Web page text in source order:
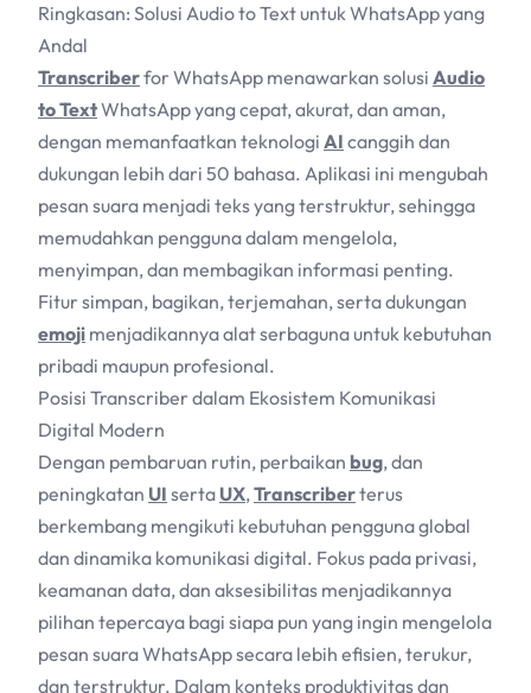
Ringkasan: Solusi Audio to Text untuk WhatsApp yang
Andal
Transcriberfor WhatsApp menawarkan solusi Audio
to TextWhatsApp yang cepat, akurat, dan aman,
dengan memanfaatkan teknologi AI canggih dan
dukungan lebih dari 50 bahasa. Aplikasi ini mengubah
pesan suara menjadi teks yang terstruktur, sehingga
memudahkan pengguna dalam mengelola,
menyimpan, dan membagikan informasi penting.
Fitur simpan, bagikan, terjemahan, serta dukungan
emoji menjadikannya alat serbaguna untuk kebutuhan
pribadi maupun profesional.
Posisi Transcriber dalam Ekosistem Komunikasi
Digital Modern
Dengan pembaruan rutin, perbaikan bug, dan
peningkatan UI serta UX,Transcriberterus
berkembang mengikuti kebutuhan pengguna global
dan dinamika komunikasi digital. Fokus pada privasi,
keamanan data, dan aksesibilitas menjadikannya
pilihan tepercaya bagi siapa pun yang ingin mengelola
pesan suara WhatsApp secara lebih efisien, terukur,
dan terstruktur. Dalam konteks produktivitas dan